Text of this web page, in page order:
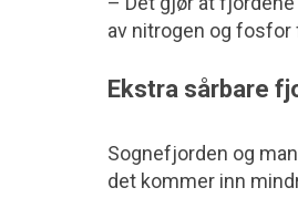
av nitrogen og
Ekstra sårbare
Sognefjorden og
det kommer inn